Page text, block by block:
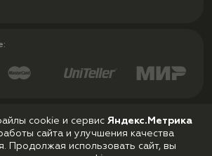
соглашение
cookie и сервис Яндекс.Метрика
сайта и улучшения качества
Продолжая использовать сайт, вы